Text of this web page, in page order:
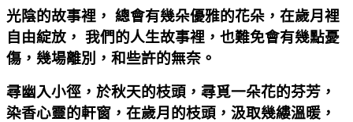
光陰的故事裡， 總會有幾朵優雅的花朵，在歲月裡
自由綻放， 我們的人生故事裡，也難免會有幾點憂
傷，幾場離別，和些許的無奈。
尋幽入小徑，於秋天的枝頭，尋覓一朵花的芬芳，
染香心靈的軒窗，在歲月的枝頭，汲取幾縷溫暖，